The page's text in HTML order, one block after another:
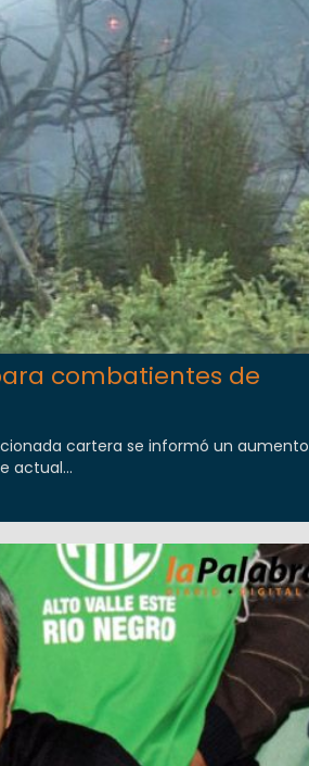
combatientes de
cartera se informó un aumento
actual...